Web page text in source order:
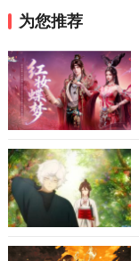
为您推荐